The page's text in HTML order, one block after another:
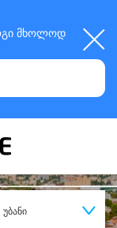
მხოლოდ
უბანი